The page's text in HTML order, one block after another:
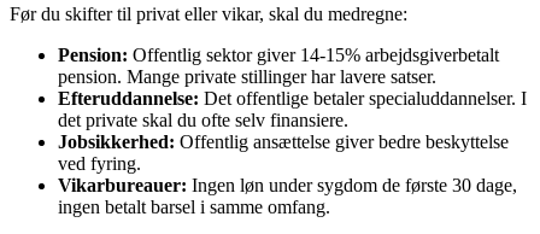
Før du skifter til privat eller vikar, skal du medregne:
Pension: Offentlig sektor giver 14-15% arbejdsgiverbetalt
pension. Mange private stillinger har lavere satser.
Efteruddannelse: Det offentlige betaler specialuddannelser. I
det private skal du ofte selv finansiere.
Jobsikkerhed: Offentlig ansættelse giver bedre beskyttelse
ved fyring.
Vikarbureauer: Ingen løn under sygdom de første 30 dage,
ingen betalt barsel i samme omfang.